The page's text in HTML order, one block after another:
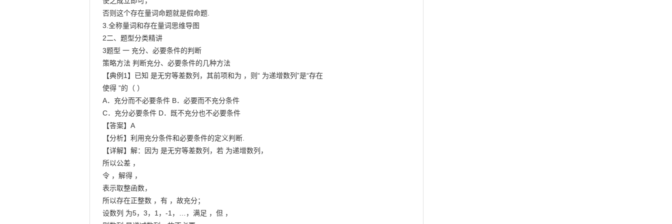
否则这个存在量词命题就是假命题.
3.全称量词和存在量词思维导图
2二、题型分类精讲
3题型 一 充分、必要条件的判断
策略方法 判断充分、必要条件的几种方法
【典例1】已知 是无穷等差数列，其前项和为 ，则“ 为递增数列”是“存在
使得 ”的（ ）
A．充分而不必要条件 B．必要而不充分条件
C．充分必要条件 D．既不充分也不必要条件
【答案】A
【分析】利用充分条件和必要条件的定义判断.
【详解】解：因为 是无穷等差数列，若 为递增数列，
所以公差 ，
令 ，解得 ，
表示取整函数，
所以存在正整数 ，有 ，故充分；
设数列 为5，3，1，-1，…，满足 ，但 ，